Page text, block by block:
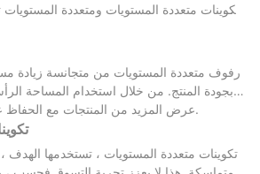
تكوينات متعددة المستويات ومتعددة
رفوف متعددة المستويات من متجانسة زيادة
بجودة المنتج. من خلال استخدام المساحة
عرض المزيد من المنتجات مع الحفاظ على مظهر نظيف ومنظم.
تكوينات متعددة المستويات ، تستخدمها